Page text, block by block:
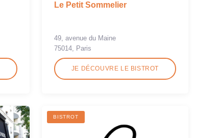
Le Petit Sommelier
49, avenue du Maine
75014, Paris
JE DÉCOUVRE LE BISTROT
BISTROT